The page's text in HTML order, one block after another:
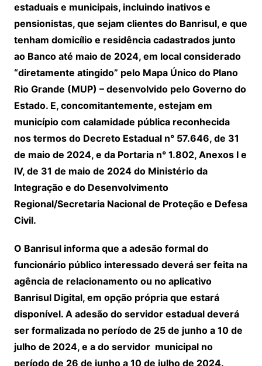
estaduais e municipais, incluindo inativos e
pensionistas, que sejam clientes do Banrisul, e que
tenham domicílio e residência cadastrados junto
ao Banco até maio de 2024, em local considerado
“diretamente atingido” pelo Mapa Único do Plano
Rio Grande (MUP) – desenvolvido pelo Governo do
Estado. E, concomitantemente, estejam em
município com calamidade pública reconhecida
nos termos do Decreto Estadual n° 57.646, de 31
de maio de 2024, e da Portaria n° 1.802, Anexos I e
IV, de 31 de maio de 2024 do Ministério da
Integração e do Desenvolvimento
Regional/Secretaria Nacional de Proteção e Defesa
Civil.
O Banrisul informa que a adesão formal do
funcionário público interessado deverá ser feita na
agência de relacionamento ou no aplicativo
Banrisul Digital, em opção própria que estará
disponível. A adesão do servidor estadual deverá
ser formalizada no período de 25 de junho a 10 de
julho de 2024, e a do servidor municipal no
período de 26 de junho a 10 de julho de 2024.